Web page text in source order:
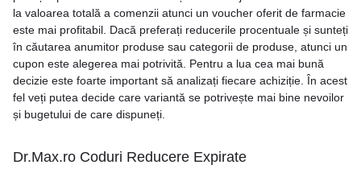
la valoarea totală a comenzii atunci un voucher oferit de farmacie
este mai profitabil. Dacă preferați reducerile procentuale și sunteți
în căutarea anumitor produse sau categorii de produse, atunci un
cupon este alegerea mai potrivită. Pentru a lua cea mai bună
decizie este foarte important să analizați fiecare achiziție. În acest
fel veți putea decide care variantă se potrivește mai bine nevoilor
și bugetului de care dispuneți.
Dr.Max.ro Coduri Reducere Expirate